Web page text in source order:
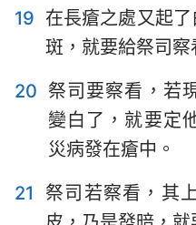
19 在長瘡之處又起
斑，就要給祭司察
20 祭司要察看，若
變白了，就要定
災病發在瘡中。
21
祭司若察看，其